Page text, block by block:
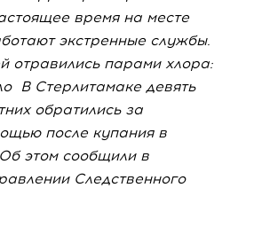
время на месте
экстренные службы.
отравились парами хлора:
В Стерлитамаке девять
обратились за
после купания в
этом сообщили в
Следственного